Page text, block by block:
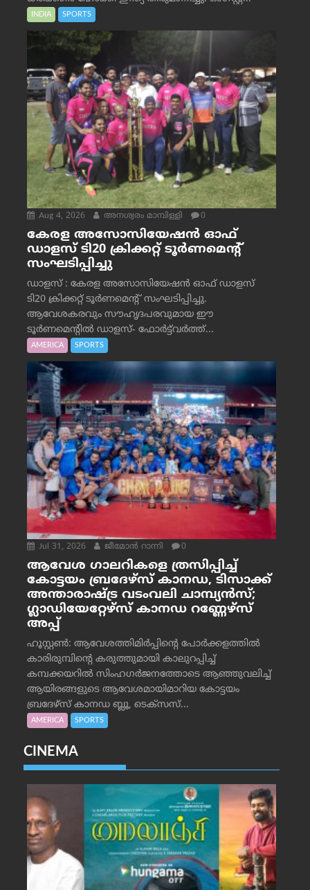
INDIA SPORTS
Aug 4, 2026 അനശ്വരം മാമ്പിള്ളി 0
കേരള അസോസിയേഷൻ ഓഫ്
ഡാളസ് ടി20 ക്രിക്കറ്റ് ടൂർണമെന്റ്
സംഘടിപ്പിച്ചു
ഡാളസ് : കേരള അസോസിയേഷൻ ഓഫ് ഡാളസ്
ടി20 ക്രിക്കറ്റ് ടൂർണമെന്റ് സംഘടിപ്പിച്ചു.
ആവേശകരവും സൗഹൃദപരവുമായ ഈ
ടൂർണമെന്റിൽ ഡാളസ്- ഫോർട്ട്‌വര്‍ത്ത്...
AMERICA SPORTS
Jul 31, 2026 ജീമോന്‍ റാന്നി 0
ആവേശ ഗാലറികളെ ത്രസിപ്പിച്ച്
കോട്ടയം ബ്രദേഴ്‌സ് കാനഡ, ടിസാക്ക്
അന്താരാഷ്ട്ര വടംവലി ചാമ്പ്യന്‍സ്;
ഗ്ലാഡിയേറ്റേഴ്‌സ് കാനഡ റണ്ണേഴ്‌സ്
അപ്പ്
ഹൂസ്റ്റണ്‍: ആവേശത്തിമിര്‍പ്പിന്റെ പോര്‍ക്കളത്തില്‍
കാരിരുമ്പിന്റെ കരുത്തുമായി കാലുറപ്പിച്ച്
കമ്പക്കയറില്‍ സിംഹഗര്‍ജനത്തോടെ ആഞ്ഞുവലിച്ച്
ആയിരങ്ങളുടെ ആവേശമായിമാറിയ കോട്ടയം
ബ്രദേഴ്‌സ് കാനഡ ബ്ലൂ, ടെക്‌സസ്...
AMERICA SPORTS
CINEMA